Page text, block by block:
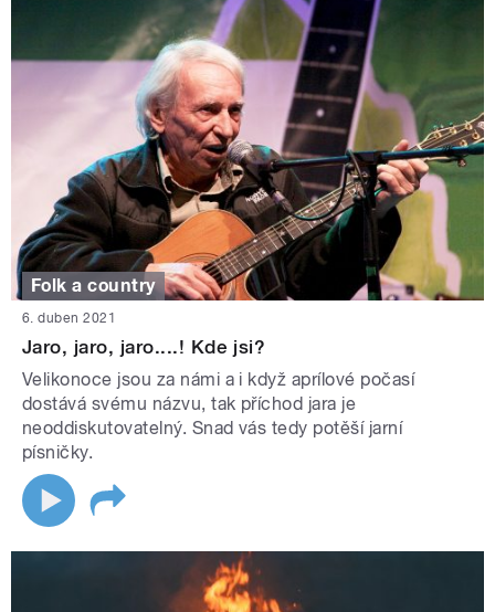
Folk a country
6. duben 2021
Jaro, jaro, jaro....! Kde jsi?
Velikonoce jsou za námi a i když aprílové počasí
dostává svému názvu, tak příchod jara je
neoddiskutovatelný. Snad vás tedy potěší jarní
písničky.